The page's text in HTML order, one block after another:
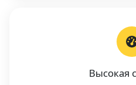
Высокая